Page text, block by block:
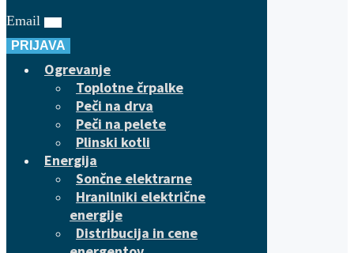
Email
PRIJAVA
Ogrevanje
Toplotne črpalke
Peči na drva
Peči na pelete
Plinski kotli
Energija
Sončne elektrarne
Hranilniki električne
energije
Distribucija in cene